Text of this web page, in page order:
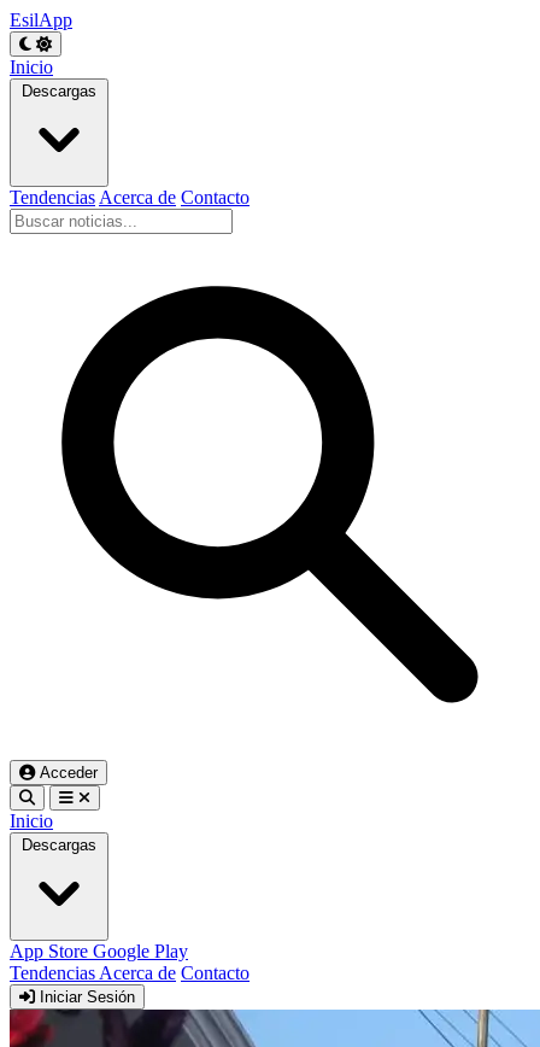
EsilApp
Inicio
Descargas
Tendencias Acerca de Contacto
Acceder
Inicio
Descargas
App Store Google Play
Tendencias Acerca de Contacto
Iniciar Sesión